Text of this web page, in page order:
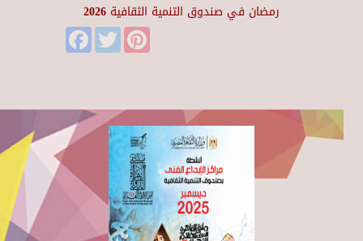
رمضان في صندوق التنمية الثقافية 2026
FacebookTwitter